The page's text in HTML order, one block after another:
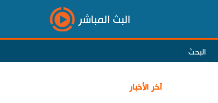
البث المباشر
البحث
آخر الأخبار